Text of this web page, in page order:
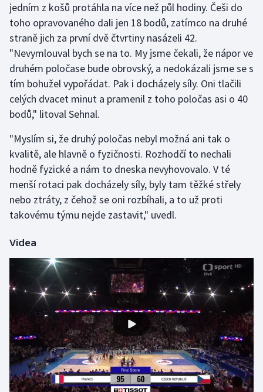
Krasobruslení
Lezení
Lyže a snowboard
Moderní pětiboj
Motorsport
Olympijské hry
Parasport
Plavání
Ragby
Rychlobruslení
Rychlostní kanoistika
Short track
Sportovní střelba
jedním z košů protáhla na více než půl hodiny. Češi do
toho opravovaného dali jen 18 bodů, zatímco na druhé
straně jich za první dvě čtvrtiny nasázeli 42.
"Nevymlouval bych se na to. My jsme čekali, že nápor ve
druhém poločase bude obrovský, a nedokázali jsme se s
tím bohužel vypořádat. Pak i docházely síly. Oni tlačili
celých dvacet minut a pramenil z toho poločas asi o 40
bodů," litoval Sehnal.
"Myslím si, že druhý poločas nebyl možná ani tak o
kvalitě, ale hlavně o fyzičnosti. Rozhodčí to nechali
hodně fyzické a nám to dneska nevyhovovalo. V té
menší rotaci pak docházely síly, byly tam těžké střely
nebo ztráty, z čehož se oni rozbíhali, a to už proti
takovému týmu nejde zastavit," uvedl.
Videa